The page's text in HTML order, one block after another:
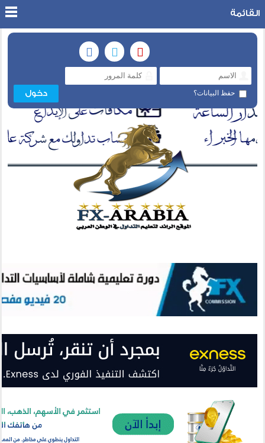
حفظ البيانات؟
القائمة